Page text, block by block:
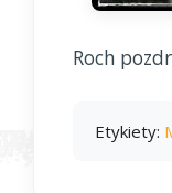
Roch
Etykiety: